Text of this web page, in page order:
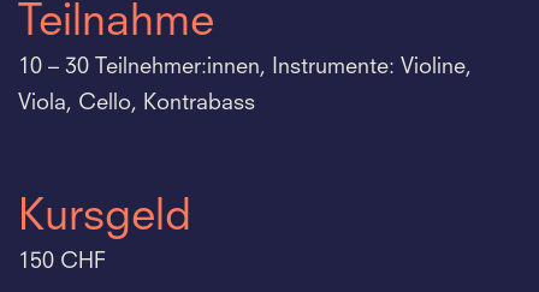
Teilnahme
10 – 30 Teilnehmer:innen, Instrumente: Violine,
Viola, Cello, Kontrabass
Kursgeld
150 CHF